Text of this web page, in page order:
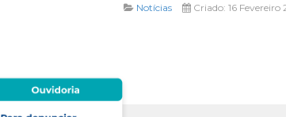
Notícias Criado: 16 Fevereiro